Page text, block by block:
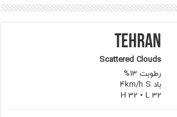
Tehran
Scattered Clouds
رطوبت 13%
باد 4km/h S
H 32 • L 32